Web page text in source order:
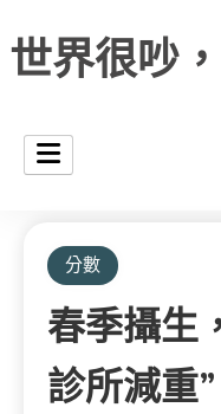
世界很吵
分數
春季攝生
診所減重